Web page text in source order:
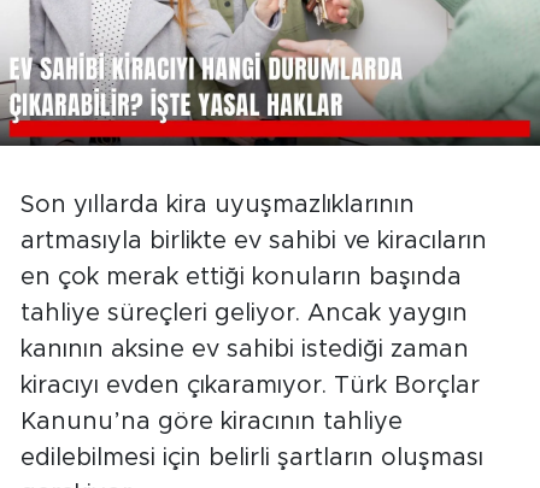
Son yıllarda kira uyuşmazlıklarının
artmasıyla birlikte ev sahibi ve kiracıların
en çok merak ettiği konuların başında
tahliye süreçleri geliyor. Ancak yaygın
kanının aksine ev sahibi istediği zaman
kiracıyı evden çıkaramıyor. Türk Borçlar
Kanunu’na göre kiracının tahliye
edilebilmesi için belirli şartların oluşması